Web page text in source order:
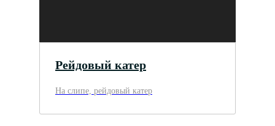
Рейдовый катер
На слипе, рейдовый катер